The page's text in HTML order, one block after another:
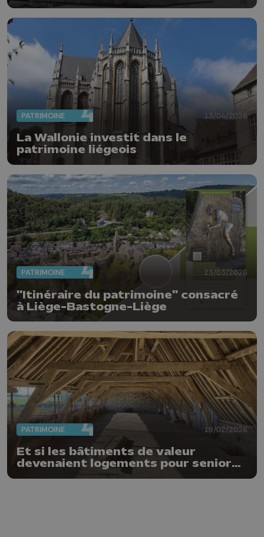
PATRIMOINE 13/04/2026
La Wallonie investit dans le
patrimoine liégeois
PATRIMOINE 23/03/2026
"Itinéraire du patrimoine" consacré
à Liège-Bastogne-Liège
PATRIMOINE 19/02/2026
Et si les bâtiments de valeur
devenaient logements pour seniors